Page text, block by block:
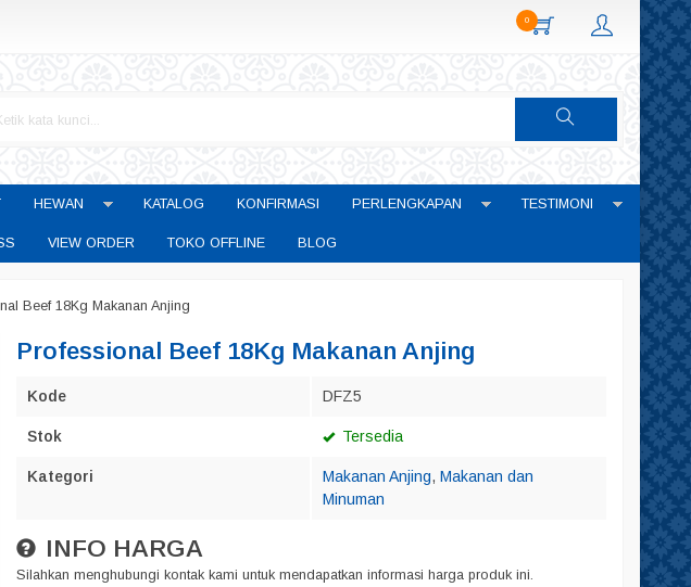
0
HEWAN KATALOG KONFIRMASI PERLENGKAPAN TESTIMONI
VIEW ORDER TOKO OFFLINE BLOG
Beef 18Kg Makanan Anjing
Professional Beef 18Kg Makanan Anjing
Kode DFZ5
Stok Tersedia
Kategori Makanan Anjing, Makanan dan
Minuman
INFO HARGA
Silahkan menghubungi kontak kami untuk mendapatkan informasi harga produk ini.